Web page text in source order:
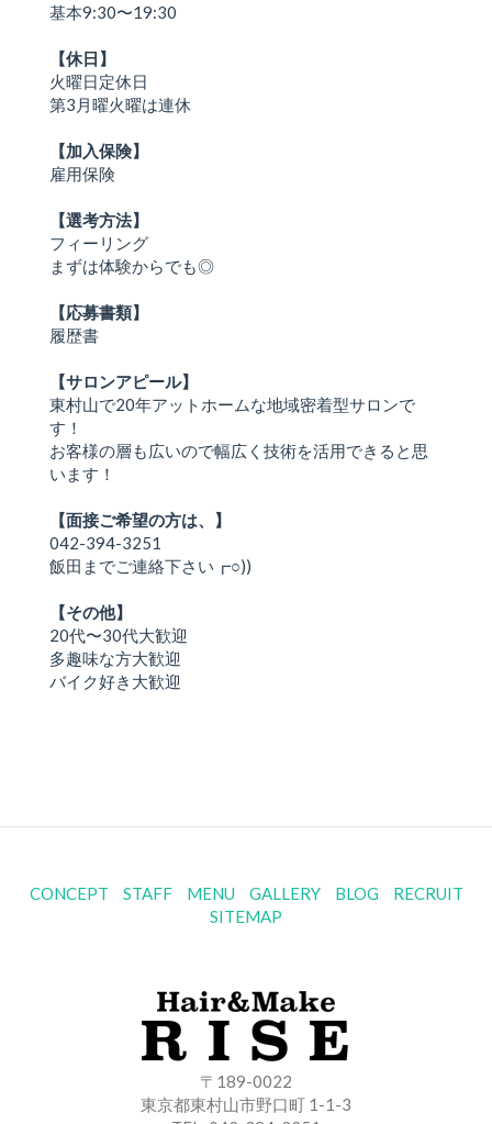
基本9:30〜19:30
【休日】
火曜日定休日
第3月曜火曜は連休
【加入保険】
雇用保険
【選考方法】
フィーリング
まずは体験からでも◎
【応募書類】
履歴書
【サロンアピール】
東村山で20年アットホームな地域密着型サロンで
す！
お客様の層も広いので幅広く技術を活用できると思
います！
【面接ご希望の方は、】
042-394-3251
飯田までご連絡下さい┏○))
【その他】
20代〜30代大歓迎
多趣味な方大歓迎
バイク好き大歓迎
CONCEPT STAFF MENU GALLERY BLOG
RECRUIT
SITEMAP
〒189-0022
東京都東村山市野口町 1-1-3